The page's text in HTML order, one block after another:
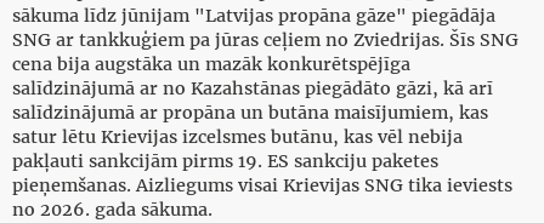
sākuma līdz jūnijam "Latvijas propāna gāze" piegādāja
SNG ar tankkuģiem pa jūras ceļiem no Zviedrijas. Šīs SNG
cena bija augstāka un mazāk konkurētspējīga
salīdzinājumā ar no Kazahstānas piegādāto gāzi, kā arī
salīdzinājumā ar propāna un butāna maisījumiem, kas
satur lētu Krievijas izcelsmes butānu, kas vēl nebija
pakļauti sankcijām pirms 19. ES sankciju paketes
pieņemšanas. Aizliegums visai Krievijas SNG tika ieviests
no 2026. gada sākuma.